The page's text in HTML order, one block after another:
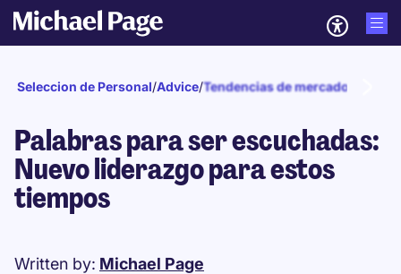
Seleccion de Personal/Advice/Tendencias de mercado
Palabras para ser escuchadas:
Nuevo liderazgo para estos
tiempos
Written by: Michael Page